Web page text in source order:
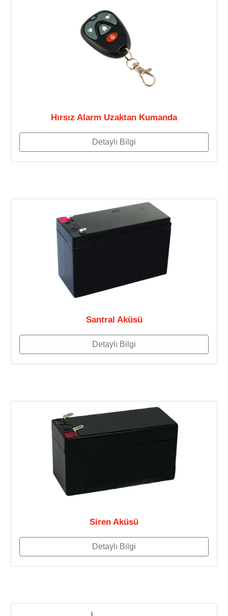
Hırsız Alarm Uzaktan Kumanda
Detaylı Bilgi
Santral Aküsü
Detaylı Bilgi
Siren Aküsü
Detaylı Bilgi